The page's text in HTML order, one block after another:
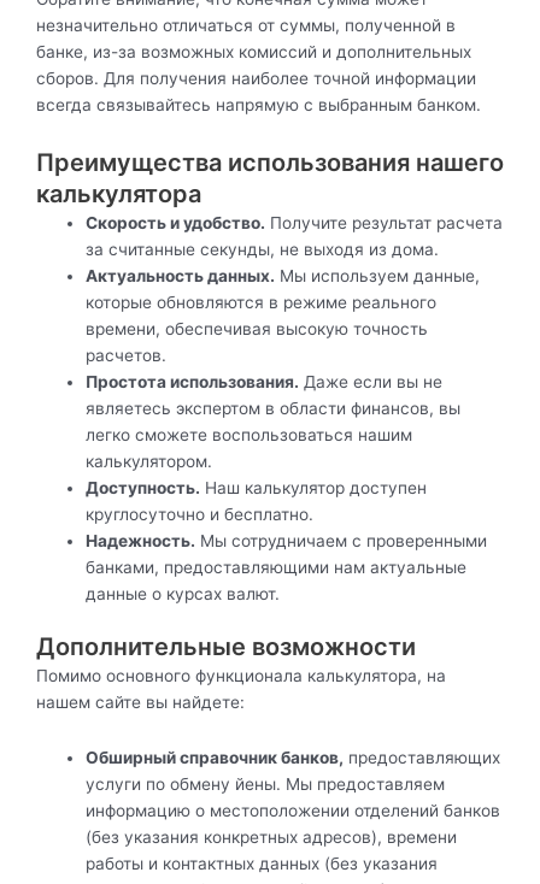
незначительно отличаться от суммы, полученной в
банке, из-за возможных комиссий и дополнительных
сборов. Для получения наиболее точной информации
всегда связывайтесь напрямую с выбранным банком.
Преимущества использования нашего
калькулятора
Скорость и удобство. Получите результат расчета
за считанные секунды, не выходя из дома.
Актуальность данных. Мы используем данные,
которые обновляются в режиме реального
времени, обеспечивая высокую точность
расчетов.
Простота использования. Даже если вы не
являетесь экспертом в области финансов, вы
легко сможете воспользоваться нашим
калькулятором.
Доступность. Наш калькулятор доступен
круглосуточно и бесплатно.
Надежность. Мы сотрудничаем с проверенными
банками, предоставляющими нам актуальные
данные о курсах валют.
Дополнительные возможности
Помимо основного функционала калькулятора, на
нашем сайте вы найдете:
Обширный справочник банков, предоставляющих
услуги по обмену йены. Мы предоставляем
информацию о местоположении отделений банков
(без указания конкретных адресов), времени
работы и контактных данных (без указания